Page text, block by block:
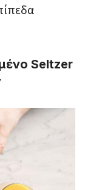
Seltzer